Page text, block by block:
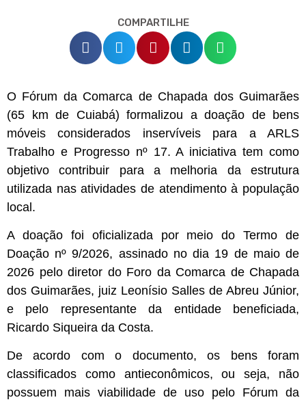
COMPARTILHE
O Fórum da Comarca de Chapada dos Guimarães
(65 km de Cuiabá) formalizou a doação de bens
móveis considerados inservíveis para a ARLS
Trabalho e Progresso nº 17. A iniciativa tem como
objetivo contribuir para a melhoria da estrutura
utilizada nas atividades de atendimento à população
local.
A doação foi oficializada por meio do Termo de
Doação nº 9/2026, assinado no dia 19 de maio de
2026 pelo diretor do Foro da Comarca de Chapada
dos Guimarães, juiz Leonísio Salles de Abreu Júnior,
e pelo representante da entidade beneficiada,
Ricardo Siqueira da Costa.
De acordo com o documento, os bens foram
classificados como antieconômicos, ou seja, não
possuem mais viabilidade de uso pelo Fórum da